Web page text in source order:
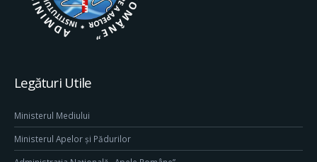
Legături Utile
Ministerul Mediului
Ministerul Apelor și Pădurilor